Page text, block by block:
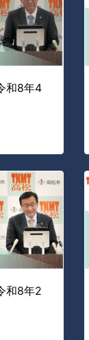
和8年4
和8年2